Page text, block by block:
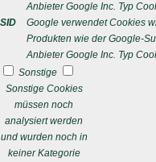
Anbieter Google Inc. Typ
SID
Google verwendet Cookies
Produkten wie der Google-
Anbieter Google Inc. Typ
Sonstige
Sonstige Cookies
müssen noch
analysiert werden
und wurden noch in
keiner Kategorie